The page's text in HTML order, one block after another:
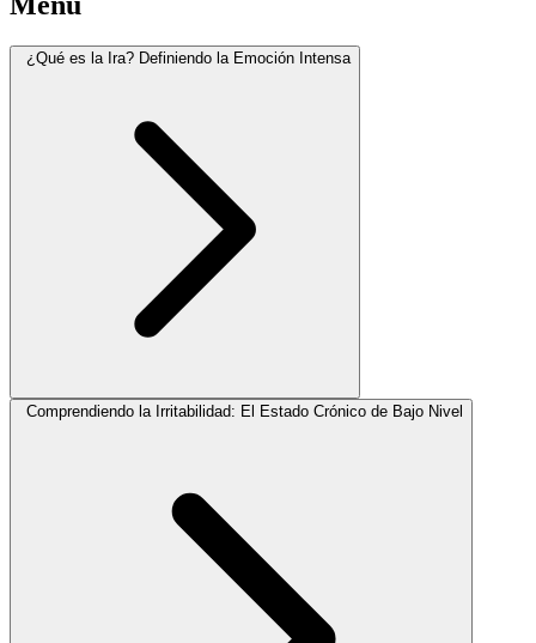
¿Qué es la Ira? Definiendo la Emoción Intensa
Comprendiendo la Irritabilidad: El Estado Crónico de Bajo Nivel